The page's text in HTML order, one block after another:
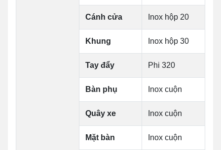
Cánh cửa Inox hộp 20
Khung Inox hộp 30
Tay đẩy Phi 320
Bàn phụ Inox cuộn
Quây xe Inox cuộn
Mặt bàn Inox cuộn